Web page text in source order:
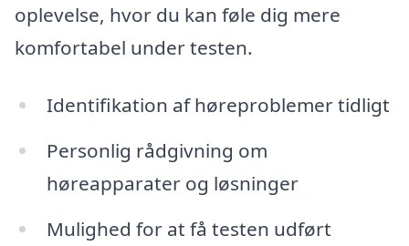
oplevelse, hvor du kan føle dig mere
komfortabel under testen.
Identifikation af høreproblemer tidligt
Personlig rådgivning om
høreapparater og løsninger
Mulighed for at få testen udført